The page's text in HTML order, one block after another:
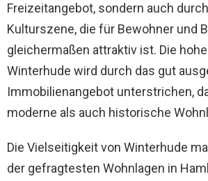
Freizeitangebot, sondern auch
Kulturszene, die für Bewohner und
gleichermaßen attraktiv ist. Die
Winterhude wird durch das gut
Immobilienangebot unterstrichen,
moderne als auch historische
Die Vielseitigkeit von Winterhude
der gefragtesten Wohnlagen in